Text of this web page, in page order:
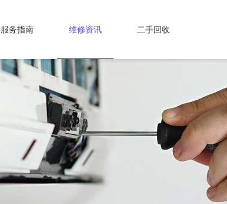
服务指南 维修资讯 二手回收